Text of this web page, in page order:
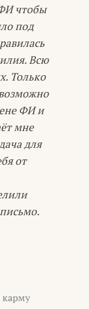
чтобы
под
Всю
Только
ФИ и
мне
для
от
карму